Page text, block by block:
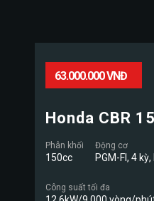
63.000.000 VNĐ
Honda CBR
Phân khối
150cc
Động cơ
PGM-FI, 4
Công suất tối đa